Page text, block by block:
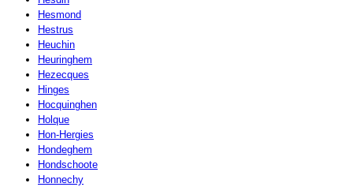
Hesmond
Hestrus
Heuchin
Heuringhem
Hezecques
Hinges
Hocquinghen
Holque
Hon-Hergies
Hondeghem
Hondschoote
Honnechy